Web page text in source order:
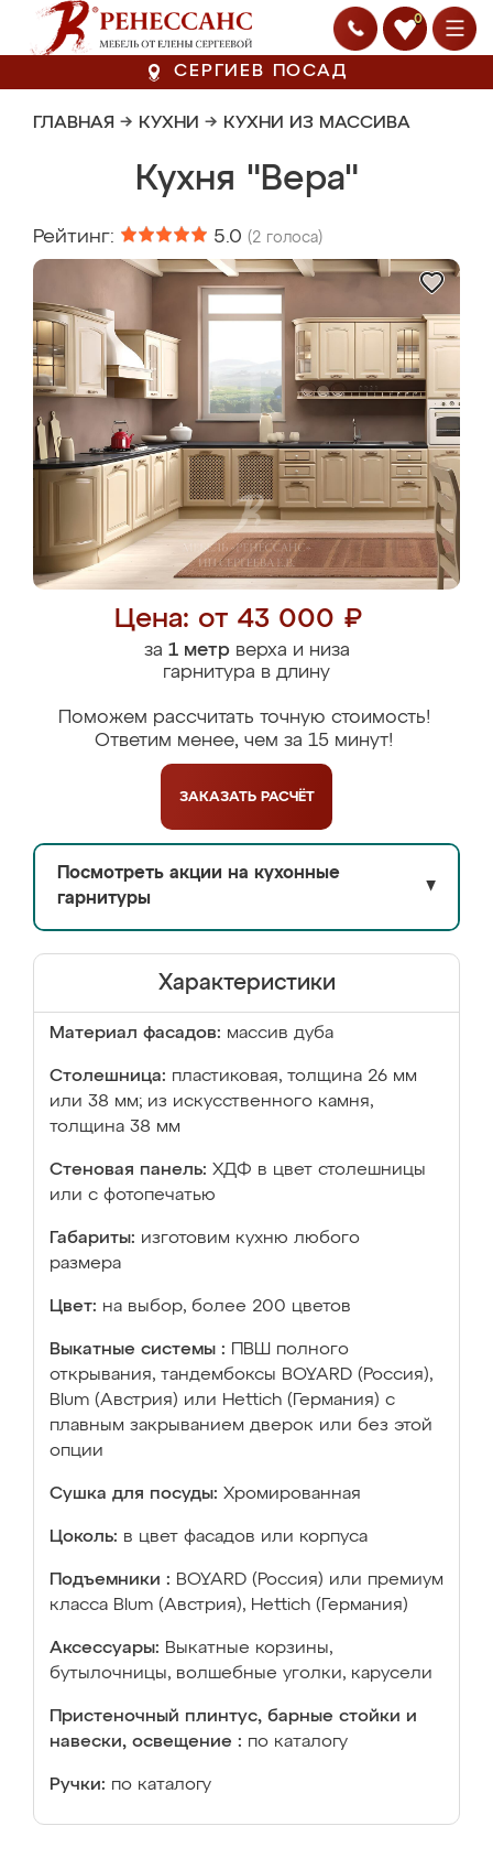
0
СЕРГИЕВ ПОСАД
ГЛАВНАЯ → КУХНИ → КУХНИ ИЗ МАССИВА
Кухня "Вера"
Рейтинг: 5.0 (2 голоса)
Цена: от 43 000 ₽
за 1 метрверха и низа
гарнитура в длину
Поможем рассчитать точную стоимость!
Ответим менее, чем за 15 минут!
ЗАКАЗАТЬ РАСЧЁТ
Посмотреть акции на кухонные
гарнитуры
▼
Характеристики
Материал фасадов: массив дуба
Столешница: пластиковая, толщина 26 мм
или 38 мм; из искусственного камня,
толщина 38 мм
Стеновая панель: ХДФ в цвет столешницы
или с фотопечатью
Габариты: изготовим кухню любого
размера
Цвет: на выбор, более 200 цветов
Выкатные системы :
ПВШ полного
открывания, тандембоксы BOYARD (Россия),
Blum (Австрия) или Hettich (Германия) с
плавным закрыванием дверок или без этой
опции
Сушка для посуды: Хромированная
Цоколь: в цвет фасадов или корпуса
Подъемники : BOYARD (Россия) или премиум
класса Blum (Австрия), Hettich (Германия)
Аксессуары: Выкатные корзины,
бутылочницы, волшебные уголки, карусели
Пристеночный плинтус, барные стойки и
навески, освещение : по каталогу
Ручки: по каталогу